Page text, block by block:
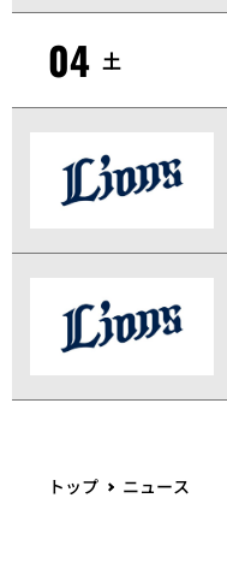
04 土
トップ ニュース